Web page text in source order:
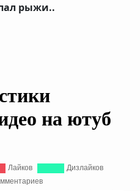
рыжи..
на ютуб